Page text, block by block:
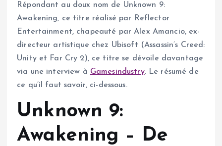
Répondant au doux nom de Unknown 9:
Awakening, ce titre réalisé par Reflector
Entertainment, chapeauté par Alex Amancio, ex-
directeur artistique chez Ubisoft (Assassin’s Creed:
Unity et Far Cry 2), ce titre se dévoile davantage
via une interview à Gamesindustry. Le résumé de
ce qu’il faut savoir, ci-dessous.
Unknown 9:
Awakening – De